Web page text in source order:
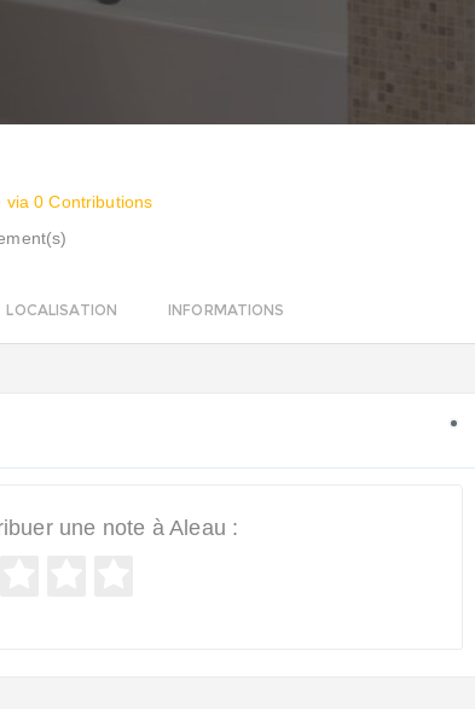
via 0 Contributions
LOCALISATION INFORMATIONS
une note à Aleau :